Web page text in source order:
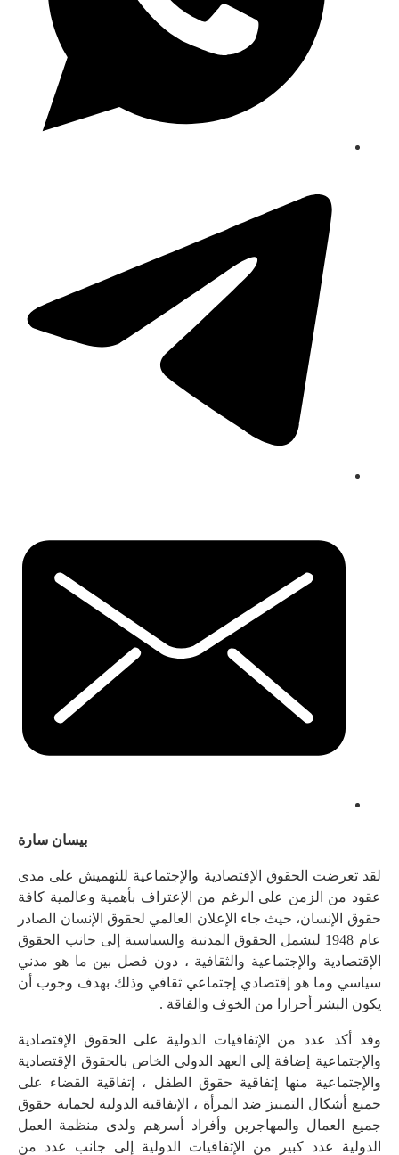
بيسان سارة
لقد تعرضت الحقوق الإقتصادية والإجتماعية للتهميش على مدى
عقود من الزمن على الرغم من الإعتراف بأهمية وعالمية كافة
حقوق الإنسان، حيث جاء الإعلان العالمي لحقوق الإنسان الصادر
عام 1948 ليشمل الحقوق المدنية والسياسية إلى جانب الحقوق
الإقتصادية والإجتماعية والثقافية ، دون فصل بين ما هو مدني
سياسي وما هو إقتصادي إجتماعي ثقافي وذلك بهدف وجوب أن
يكون البشر أحرارا من الخوف والفاقة .
وقد أكد عدد من الإتفاقيات الدولية على الحقوق الإقتصادية
والإجتماعية إضافة إلى العهد الدولي الخاص بالحقوق الإقتصادية
والإجتماعية منها إتفاقية حقوق الطفل ، إتفاقية القضاء على
جميع أشكال التمييز ضد المرأة ، الإتفاقية الدولية لحماية حقوق
جميع العمال والمهاجرين وأفراد أسرهم ولدى منظمة العمل
الدولية عدد كبير من الإتفاقيات الدولية إلى جانب عدد من